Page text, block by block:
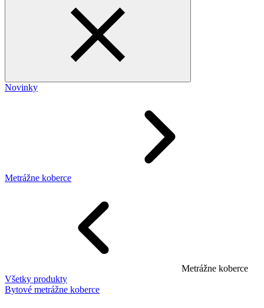
Novinky
Metrážne koberce
Metrážne koberce
Všetky produkty
Bytové metrážne koberce